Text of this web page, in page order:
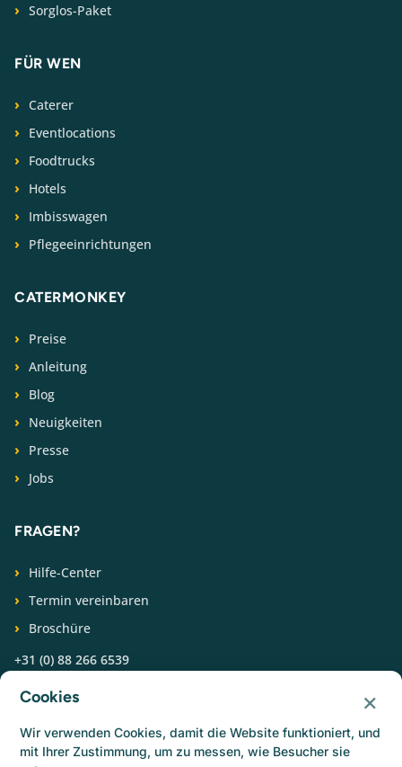
Sorglos-Paket
FÜR WEN
Caterer
Eventlocations
Foodtrucks
Hotels
Imbisswagen
Pflegeeinrichtungen
CATERMONKEY
Preise
Anleitung
Blog
Neuigkeiten
Presse
Jobs
FRAGEN?
Hilfe-Center
Termin vereinbaren
Broschüre
+31 (0) 88 266 6539
FOLGEN SIE UNS
Cookies ×
Wir verwenden Cookies, damit die Website funktioniert, und
mit Ihrer Zustimmung, um zu messen, wie Besucher sie